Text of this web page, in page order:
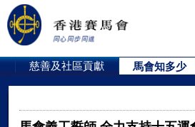
慈善及社區貢獻 馬會知多少